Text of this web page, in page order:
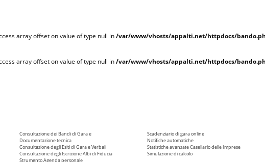
array offset on value of type null in/var/www/vhosts/appalti.net/httpdocs/
array offset on value of type null in/var/www/vhosts/appalti.net/httpdocs/
Consultazione dei Bandi di Gara e
Documentazione tecnica
Consultazione degli Esiti di Gara e Verbali
Consultazione degli Iscrizione Albi di Fiducia
Strumento Agenda personale
Scadenziario di gara online
Notifiche automatiche
Statistiche avanzateCasellario delle Imprese
Simulazione di calcolo